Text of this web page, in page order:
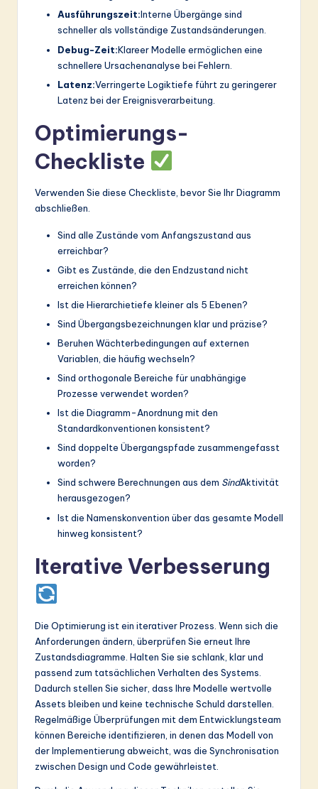
Ausführungszeit:Interne Übergänge sind
schneller als vollständige Zustandsänderungen.
Debug-Zeit:Klareer Modelle ermöglichen eine
schnellere Ursachenanalyse bei Fehlern.
Latenz:Verringerte Logiktiefe führt zu geringerer
Latenz bei der Ereignisverarbeitung.
Optimierungs-
Checkliste
Verwenden Sie diese Checkliste, bevor Sie Ihr Diagramm
abschließen.
Sind alle Zustände vom Anfangszustand aus
erreichbar?
Gibt es Zustände, die den Endzustand nicht
erreichen können?
Ist die Hierarchietiefe kleiner als 5 Ebenen?
Sind Übergangsbezeichnungen klar und präzise?
Beruhen Wächterbedingungen auf externen
Variablen, die häufig wechseln?
Sind orthogonale Bereiche für unabhängige
Prozesse verwendet worden?
Ist die Diagramm-Anordnung mit den
Standardkonventionen konsistent?
Sind doppelte Übergangspfade zusammengefasst
worden?
Sind schwere Berechnungen aus dem SindAktivität
herausgezogen?
Ist die Namenskonvention über das gesamte Modell
hinweg konsistent?
Iterative Verbesserung
Die Optimierung ist ein iterativer Prozess. Wenn sich die
Anforderungen ändern, überprüfen Sie erneut Ihre
Zustandsdiagramme. Halten Sie sie schlank, klar und
passend zum tatsächlichen Verhalten des Systems.
Dadurch stellen Sie sicher, dass Ihre Modelle wertvolle
Assets bleiben und keine technische Schuld darstellen.
Regelmäßige Überprüfungen mit dem Entwicklungsteam
können Bereiche identifizieren, in denen das Modell von
der Implementierung abweicht, was die Synchronisation
zwischen Design und Code gewährleistet.